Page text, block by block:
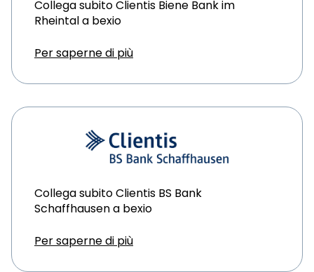
Collega subito Clientis Biene Bank im
Rheintal a bexio
Per saperne di più
Collega subito Clientis BS Bank
Schaffhausen a bexio
Per saperne di più